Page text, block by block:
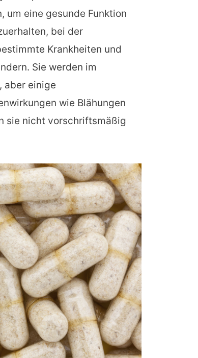
um eine gesunde Funktion
bei der
Krankheiten und
Sie werden im
aber einige
wie Blähungen
sie nicht vorschriftsmäßig